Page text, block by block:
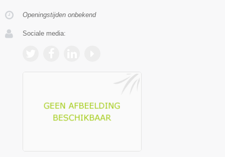
Openingstijden onbekend
Sociale media: